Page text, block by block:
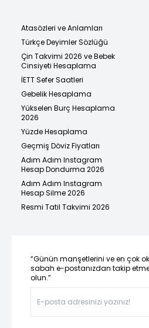
Atasözleri ve Anlamları
Türkçe Deyimler Sözlüğü
Çin Takvimi 2026 ve Bebek
Cinsiyeti Hesaplama
İETT Sefer Saatleri
Gebelik Hesaplama
Yükselen Burç Hesaplama
2026
Yüzde Hesaplama
Geçmiş Döviz Fiyatları
Adım Adım Instagram
Hesap Dondurma 2026
Adım Adım Instagram
Hesap Silme 2026
Resmi Tatil Takvimi 2026
“Günün manşetlerini ve en çok
sabah e-postanızdan takip
olun.”